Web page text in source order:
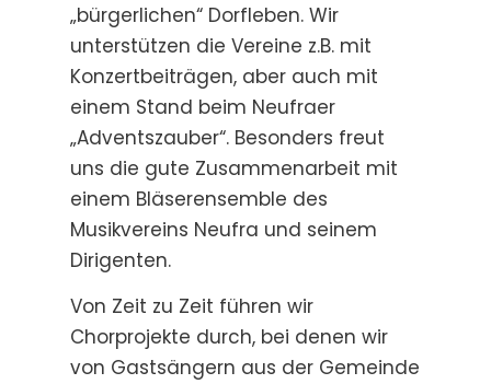
„bürgerlichen“ Dorfleben. Wir
unterstützen die Vereine z.B. mit
Konzertbeiträgen, aber auch mit
einem Stand beim Neufraer
„Adventszauber“. Besonders freut
uns die gute Zusammenarbeit mit
einem Bläserensemble des
Musikvereins Neufra und seinem
Dirigenten.
Von Zeit zu Zeit führen wir
Chorprojekte durch, bei denen wir
von Gastsängern aus der Gemeinde